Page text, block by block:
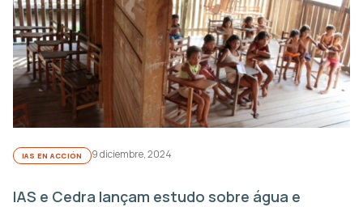
IAS EN ACCIÓN 9 diciembre, 2024
IAS e Cedra lançam estudo sobre água e